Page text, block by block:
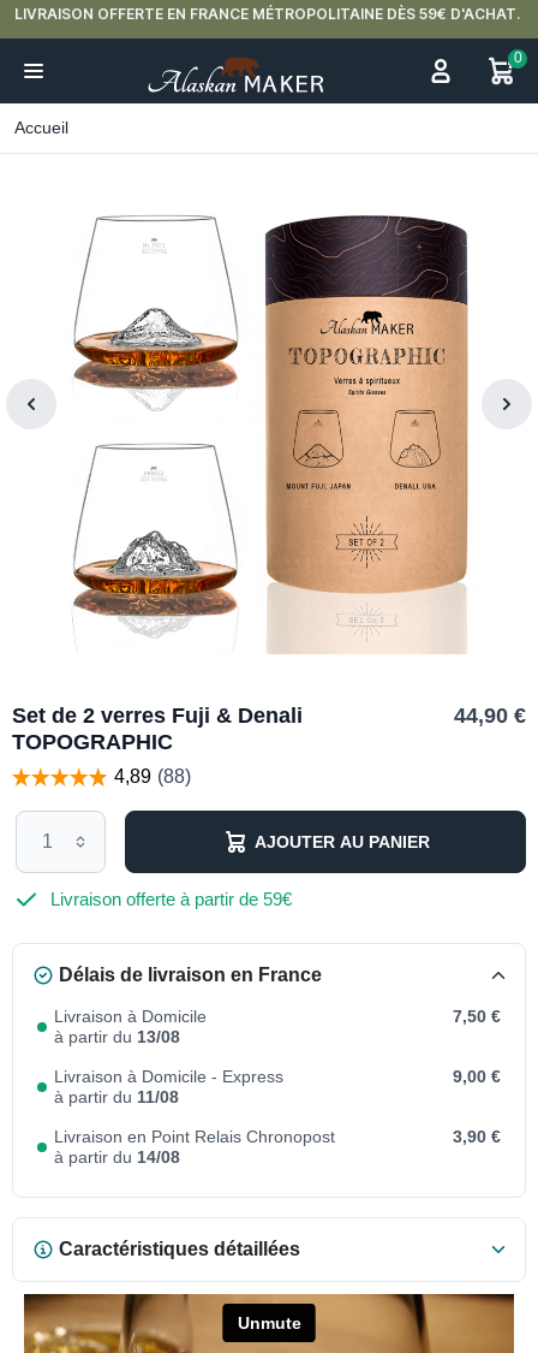
LIVRAISON OFFERTE EN FRANCE MÉTROPOLITAINE DÈS 59€ D'ACHAT.
0
Accueil
Set de 2 verres Fuji & Denali
TOPOGRAPHIC
44,90 €
AJOUTER AU PANIER
Livraison offerte à partir de 59€
Délais de livraison en France
Livraison à Domicile
à partir du 13/08
7,50 €
Livraison à Domicile - Express
à partir du 11/08
9,00 €
Livraison en Point Relais Chronopost
à partir du 14/08
3,90 €
Caractéristiques détaillées